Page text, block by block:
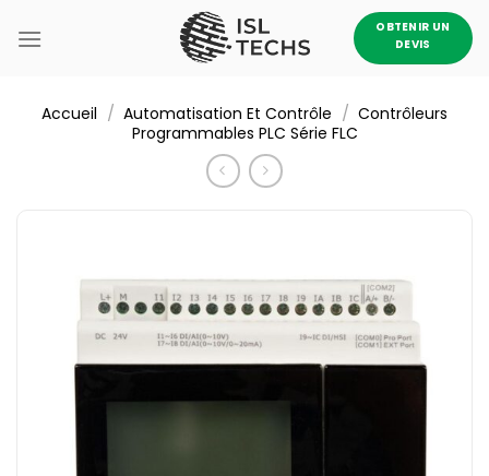
au
OBTENIR UN
DEVIS
Accueil / Automatisation Et Contrôle / Contrôleurs
Programmables PLC Série FLC